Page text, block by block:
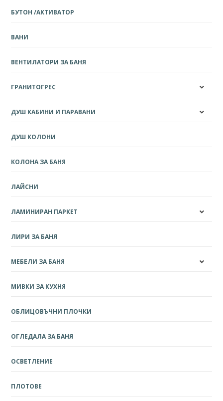
БУТОН /АКТИВАТОР
ВАНИ
ВЕНТИЛАТОРИ ЗА БАНЯ
ГРАНИТОГРЕС
ДУШ КАБИНИ И ПАРАВАНИ
ДУШ КОЛОНИ
КОЛОНА ЗА БАНЯ
ЛАЙСНИ
ЛАМИНИРАН ПАРКЕТ
ЛИРИ ЗА БАНЯ
МЕБЕЛИ ЗА БАНЯ
МИВКИ ЗА КУХНЯ
ОБЛИЦОВЪЧНИ ПЛОЧКИ
ОГЛЕДАЛА ЗА БАНЯ
ОСВЕТЛЕНИЕ
ПЛОТОВЕ